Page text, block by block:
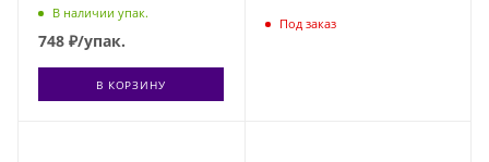
В наличии упак.
748 ₽/упак.
В КОРЗИНУ
Под заказ